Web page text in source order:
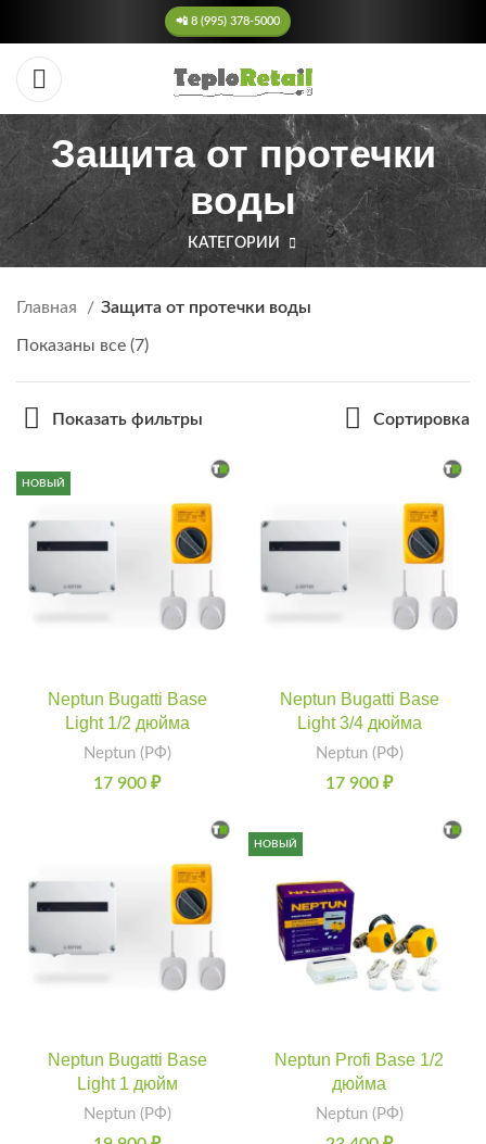
📲 8 (995) 378-5000
Защита от протечки
воды
КАТЕГОРИИ
Главная Защита от протечки воды
Показаны все (7)
Показать фильтры Сортировка
НОВЫЙ
Neptun Bugatti Base
Light 1/2 дюйма
Neptun (РФ)
17 900 ₽
Neptun Bugatti Base
Light 3/4 дюйма
Neptun (РФ)
17 900 ₽
Neptun Bugatti Base
Light 1 дюйм
Neptun (РФ)
НОВЫЙ
Neptun Profi Base 1/2
дюйма
Neptun (РФ)